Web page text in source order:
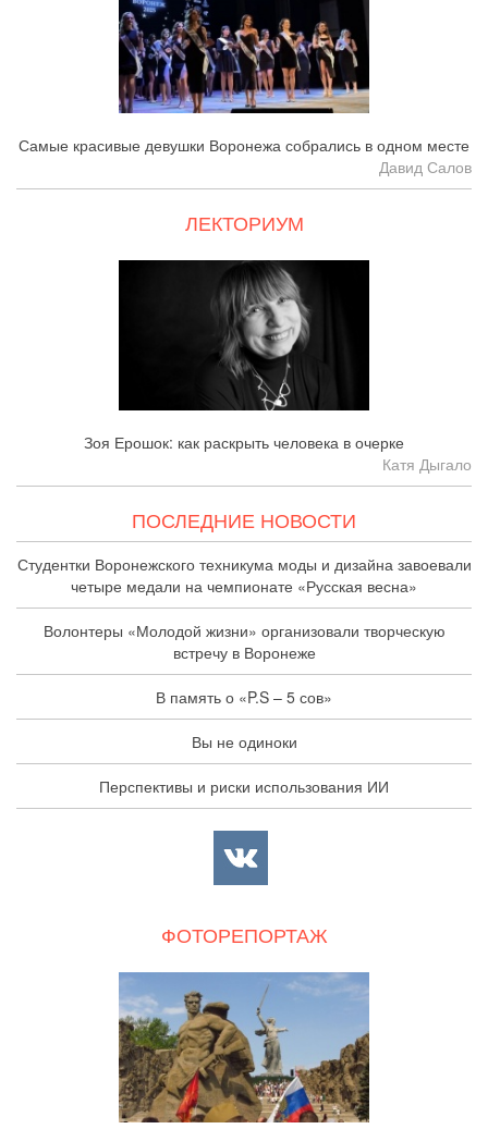
Самые красивые девушки Воронежа собрались в одном месте
Давид Салов
ЛЕКТОРИУМ
Зоя Ерошок: как раскрыть человека в очерке
Катя Дыгало
ПОСЛЕДНИЕ НОВОСТИ
Студентки Воронежского техникума моды и дизайна завоевали
четыре медали на чемпионате «Русская весна»
Волонтеры «Молодой жизни» организовали творческую
встречу в Воронеже
В память о «P.S – 5 сов»
Вы не одиноки
Перспективы и риски использования ИИ
ФОТОРЕПОРТАЖ